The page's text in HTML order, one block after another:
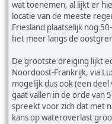
wat toenemen, al lijkt er
locatie van de meeste
Friesland plaatselijk nog
het meer langs de
De grootste dreiging lijkt
Noordoost-Frankrijk, via
mogelijk dus ook (een
gaat vallen in de orde van
spreekt voor zich dat met
kans op wateroverlast